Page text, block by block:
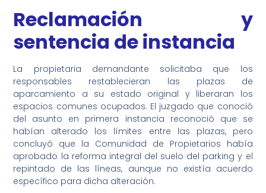
Reclamación y
sentencia de instancia
La propietaria demandante solicitaba que los
responsables restablecieran las plazas de
aparcamiento a su estado original y liberaran los
espacios comunes ocupados. El juzgado que conoció
del asunto en primera instancia reconoció que se
habían alterado los límites entre las plazas, pero
concluyó que la Comunidad de Propietarios había
aprobado la reforma integral del suelo del parking y el
repintado de las líneas, aunque no existía acuerdo
específico para dicha alteración.